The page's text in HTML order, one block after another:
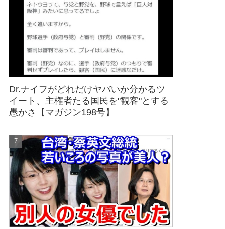
Dr.ナイフがどれだけヤバいか分かるツ
イート、主権者たる国民を"観客"とする
愚かさ【マガジン198号】